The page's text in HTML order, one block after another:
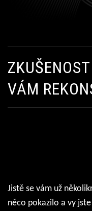
VÁM
Jistě se vám už
něco pokazilo a vy